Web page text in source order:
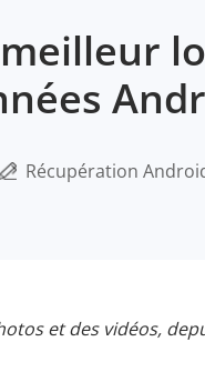
Récupération
et des vidéos,